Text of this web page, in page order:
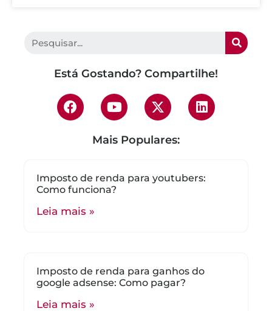
Está Gostando? Compartilhe!
Mais Populares:
Imposto de renda para youtubers:
Como funciona?
Leia mais »
Imposto de renda para ganhos do
google adsense: Como pagar?
Leia mais »